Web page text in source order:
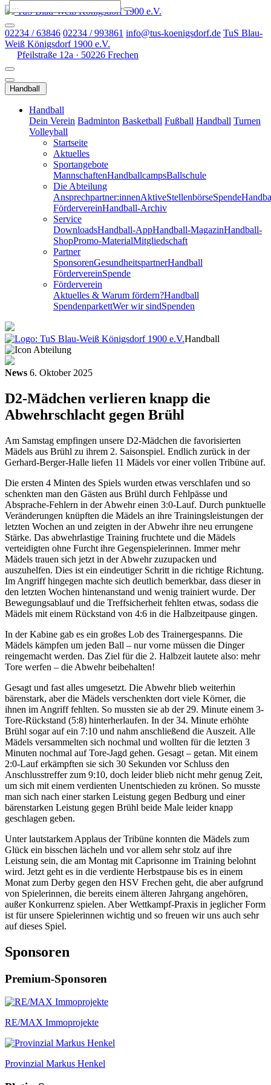
TuS Blau-Weiß Königsdorf 1900 e.V.
02234 / 63846 02234 / 993861 info@tus-koenigsdorf.de TuS Blau-
Weiß Königsdorf 1900 e.V.
Pfeilstraße 12a · 50226 Frechen
Handball
Handball
Dein Verein Badminton Basketball Fußball Handball Turnen
Volleyball
Startseite
Aktuelles
Sportangebote
MannschaftenHandballcampsBallschule
Die Abteilung
Ansprechpartner:innenAktiveStellenbörseSpende
FördervereinHandball-Archiv
Service
DownloadsHandball-AppHandball-MagazinHandball-
ShopPromo-MaterialMitgliedschaft
Partner
SponsorenGesundheitspartnerHandball
FördervereinSpende
Förderverein
Aktuelles & Warum fördern?Handball
SpendenparkettWer wir sindSpenden
Handball
News 6. Oktober 2025
D2-Mädchen verlieren knapp die
Abwehrschlacht gegen Brühl
Am Samstag empfingen unsere D2-Mädchen die favorisierten
Mädels aus Brühl zu ihrem 2. Saisonspiel. Endlich zurück in der
Gerhard-Berger-Halle liefen 11 Mädels vor einer vollen Tribüne auf.
Die ersten 4 Minten des Spiels wurden etwas verschlafen und so
schenkten man den Gästen aus Brühl durch Fehlpässe und
Absprache-Fehlern in der Abwehr einen 3:0-Lauf. Durch punktuelle
Veränderungen knüpften die Mädels an ihre Trainingsleistungen der
letzten Wochen an und zeigten in der Abwehr ihre neu errungene
Stärke. Das abwehrlastige Training fruchtete und die Mädels
verteidigten ohne Furcht ihre Gegenspielerinnen. Immer mehr
Mädels trauen sich jetzt in der Abwehr zuzupacken und
auszuhelfen. Dies ist ein eindeutiger Schritt in die richtige Richtung.
Im Angriff hingegen machte sich deutlich bemerkbar, dass dieser in
den letzten Wochen hintenanstand und wenig trainiert wurde. Der
Bewegungsablauf und die Treffsicherheit fehlten etwas, sodass die
Mädels mit einem Rückstand von 4:6 in die Halbzeitpause gingen.
In der Kabine gab es ein großes Lob des Trainergespanns. Die
Mädels kämpfen um jeden Ball – nur vorne müssen die Dinger
reingemacht werden. Das Ziel für die 2. Halbzeit lautete also: mehr
Tore werfen – die Abwehr beibehalten!
Gesagt und fast alles umgesetzt. Die Abwehr blieb weiterhin
bärenstark, aber die Mädels verschenkten dort viele Körner, die
ihnen im Angriff fehlten. So mussten sie ab der 29. Minute einem 3-
Tore-Rückstand (5:8) hinterherlaufen. In der 34. Minute erhöhte
Brühl sogar auf ein 7:10 und nahm anschließend die Auszeit. Alle
Mädels versammelten sich nochmal und wollten für die letzten 3
Minuten nochmal auf Tore-Jagd gehen. Gesagt – getan. Mit einem
2:0-Lauf erkämpften sie sich 30 Sekunden vor Schluss den
Anschlusstreffer zum 9:10, doch leider blieb nicht mehr genug Zeit,
um sich mit einem verdienten Unentschieden zu krönen. So musste
man sich nach einer starken Leistung gegen Bedburg und einer
bärenstarken Leistung gegen Brühl beide Male leider knapp
geschlagen geben.
Unter lautstarkem Applaus der Tribüne konnten die Mädels zum
Glück ein bisschen lächeln und vor allem sehr stolz auf ihre
Leistung sein, die am Montag mit Caprisonne im Training belohnt
wird. Jetzt geht es in die verdiente Herbstpause bis es in einem
Monat zum Derby gegen den HSV Frechen geht, die aber aufgrund
von Spielerinnen, die bereits einem älteren Jahrgang angehören,
außer Konkurrenz spielen. Aber Wettkampf-Praxis in jeglicher Form
ist für unsere Spielerinnen wichtig und so freuen wir uns auch sehr
auf dieses Spiel.
Sponsoren
Premium-Sponsoren
RE/MAX Immoprojekte
Provinzial Markus Henkel